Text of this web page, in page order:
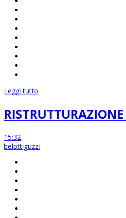
Leggi tutto
15:32
belottiguzzi